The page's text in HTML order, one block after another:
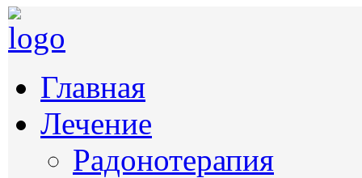
Главная
Лечение
Радонотерапия